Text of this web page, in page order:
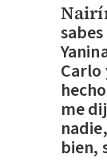
Carlo
me
bien,